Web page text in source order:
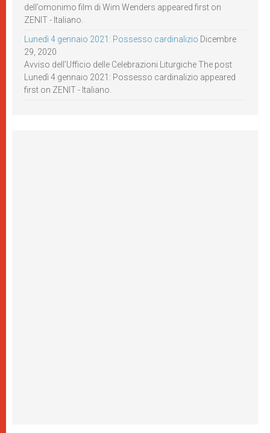
dell’omonimo film di Wim Wenders appeared first on
ZENIT - Italiano.
Lunedì 4 gennaio 2021: Possesso cardinalizio Dicembre
29, 2020
Avviso dell’Ufficio delle Celebrazioni Liturgiche The post
Lunedì 4 gennaio 2021: Possesso cardinalizio appeared
first on ZENIT - Italiano.